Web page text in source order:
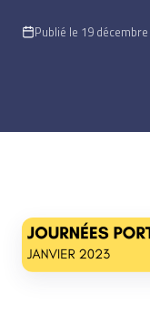
Publié le 19